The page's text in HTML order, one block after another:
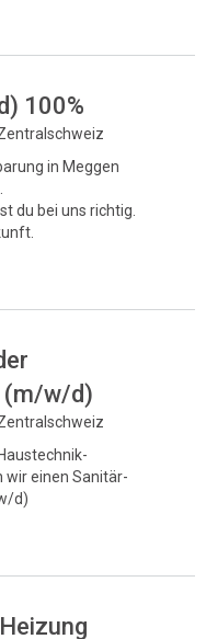
100%
in Meggen
du bei uns richtig.
(m/w/d)
wir einen Sanitär-
d)